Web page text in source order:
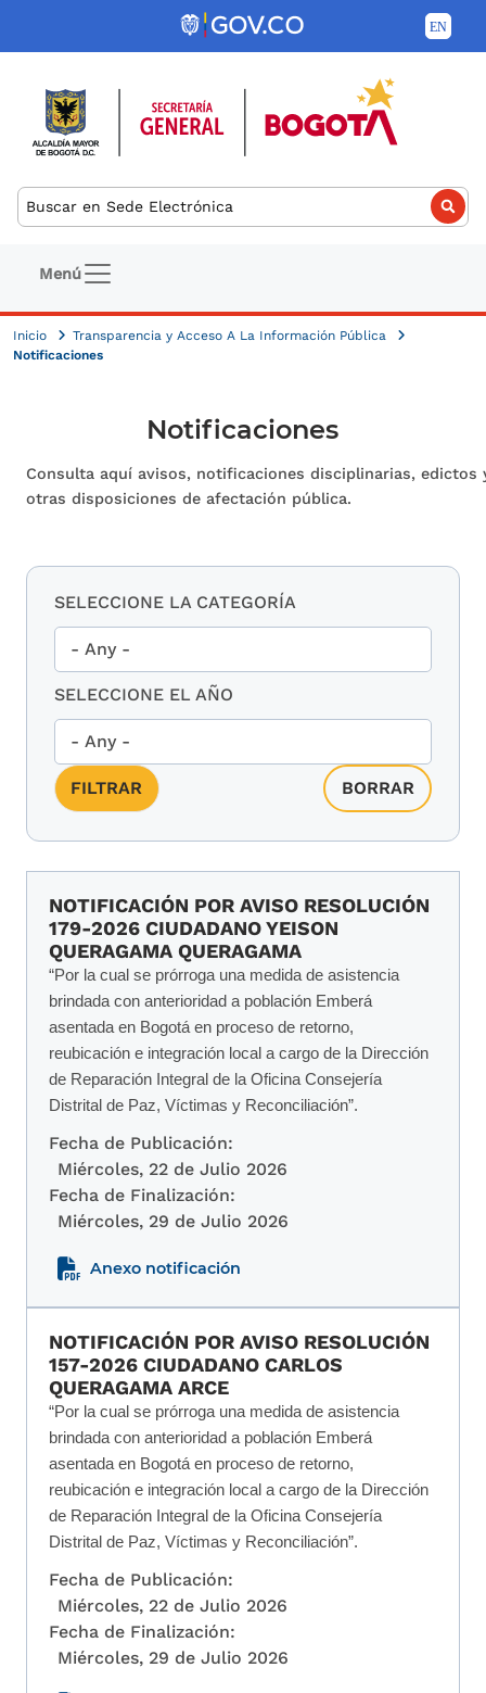
Pasar al contenido principal
Buscar
Navegación principal
Menú
Inicio
Transparencia y Acceso A La Información Pública
Notificaciones
Notificaciones
Consulta aquí avisos, notificaciones disciplinarias, edictos
otras disposiciones de afectación pública.
SELECCIONE LA CATEGORÍA
SELECCIONE EL AÑO
NOTIFICACIÓN POR AVISO RESOLUCIÓN
179-2026 CIUDADANO YEISON
QUERAGAMA QUERAGAMA
“Por la cual se prórroga una medida de asistencia
brindada con anterioridad a población Emberá
asentada en Bogotá en proceso de retorno,
reubicación e integración local a cargo de la Dirección
de Reparación Integral de la Oficina Consejería
Distrital de Paz, Víctimas y Reconciliación”.
Fecha de Publicación:
Miércoles, 22 de Julio 2026
Fecha de Finalización:
Miércoles, 29 de Julio 2026
Anexo notificación
NOTIFICACIÓN POR AVISO RESOLUCIÓN
157-2026 CIUDADANO CARLOS
QUERAGAMA ARCE
“Por la cual se prórroga una medida de asistencia
brindada con anterioridad a población Emberá
asentada en Bogotá en proceso de retorno,
reubicación e integración local a cargo de la Dirección
de Reparación Integral de la Oficina Consejería
Distrital de Paz, Víctimas y Reconciliación”.
Fecha de Publicación:
Miércoles, 22 de Julio 2026
Fecha de Finalización:
Miércoles, 29 de Julio 2026